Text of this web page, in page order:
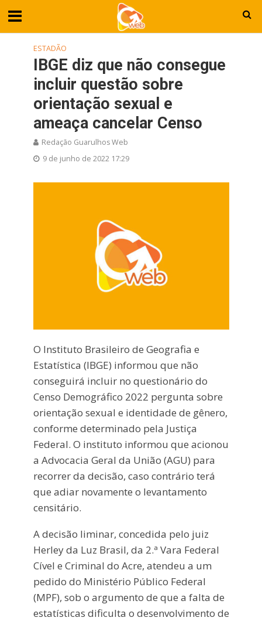
ESTADÃO
IBGE diz que não consegue
incluir questão sobre
orientação sexual e
ameaça cancelar Censo
Redação Guarulhos Web
9 de junho de 2022 17:29
O Instituto Brasileiro de Geografia e
Estatística (IBGE) informou que não
conseguirá incluir no questionário do
Censo Demográfico 2022 pergunta sobre
orientação sexual e identidade de gênero,
conforme determinado pela Justiça
Federal. O instituto informou que acionou
a Advocacia Geral da União (AGU) para
recorrer da decisão, caso contrário terá
que adiar novamente o levantamento
censitário.
A decisão liminar, concedida pelo juiz
Herley da Luz Brasil, da 2.ª Vara Federal
Cível e Criminal do Acre, atendeu a um
pedido do Ministério Público Federal
(MPF), sob o argumento de que a falta de
estatísticas dificulta o desenvolvimento de